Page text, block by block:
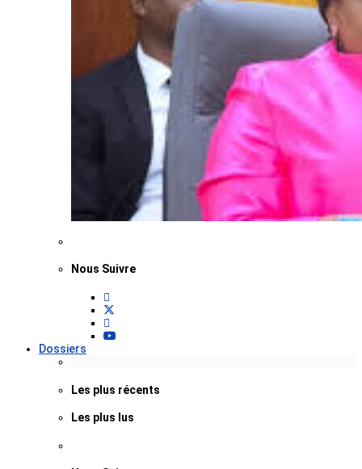
Nous Suivre
Dossiers
Les plus récents
Les plus lus